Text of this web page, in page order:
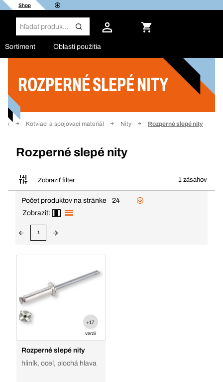
Shop
Sortiment Oblasti použitia
ROZPERNÉ SLEPÉ NITY
Kotviaci a spojovací materiál Nity Rozperné slepé nity
Rozperné slepé nity
Zobraziť filter 1 zásahov
Filter
Počet produktov na stránke
24
Zobraziť:
1
+17
verzií
Rozperné slepé nity
hliník, oceľ, plochá hlava